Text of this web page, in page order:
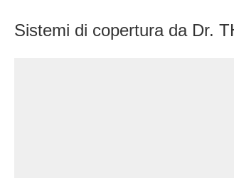
Sistemi di copertura da Dr.